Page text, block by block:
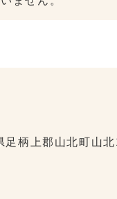
柄上郡山北町山